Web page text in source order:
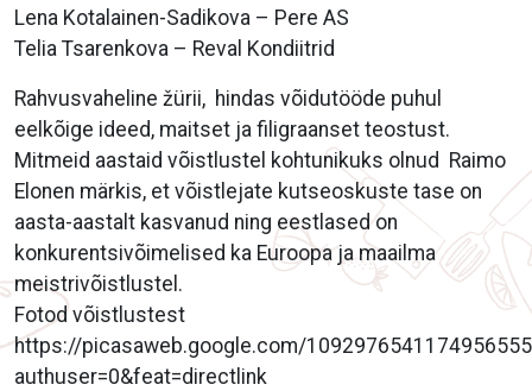
Lena Kotalainen-Sadikova – Pere AS
Telia Tsarenkova – Reval Kondiitrid
Rahvusvaheline žürii, hindas võidutööde puhul
eelkõige ideed, maitset ja filigraanset teostust.
Mitmeid aastaid võistlustel kohtunikuks olnud Raimo
Elonen märkis, et võistlejate kutseoskuste tase on
aasta-aastalt kasvanud ning eestlased on
konkurentsivõimelised ka Euroopa ja maailma
meistrivõistlustel.
Fotod võistlustest
https://picasaweb.google.com/
authuser=0&feat=directlink